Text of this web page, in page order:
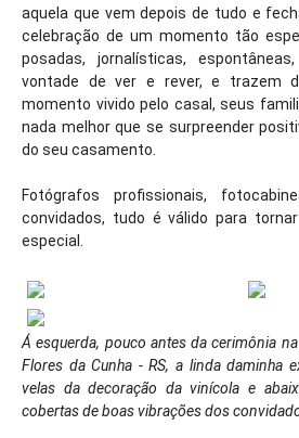
aquela que vem depois de tudo e
celebração de um momento tão
posadas, jornalísticas,
vontade de ver e rever, e trazem
momento vivido pelo casal, seus
nada melhor que se surpreender
do seu casamento.
Fotógrafos profissionais,
convidados, tudo é válido para
especial.
Á esquerda, pouco antes da cerimônia na
Flores da Cunha - RS, a linda daminha
velas da decoração da vinícola e
cobertas de boas vibrações dos